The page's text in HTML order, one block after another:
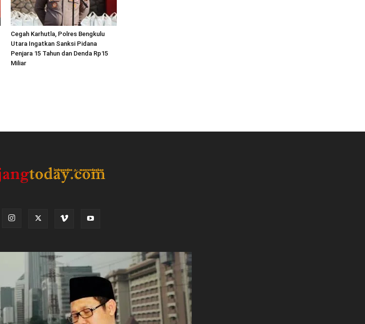
Cegah Karhutla, Polres Bengkulu
Utara Ingatkan Sanksi Pidana
Penjara 15 Tahun dan Denda Rp15
Miliar